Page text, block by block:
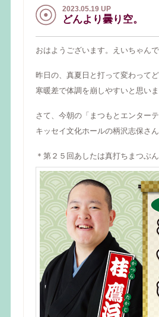
2023.05.19 UP
どんより曇り空。
おはようございます。えいちゃんで
昨日の、真夏日と打って変わってど
寒暖差で体調を崩しやすいと思い
さて、今朝の「まつもとエンター
キッセイ文化ホールの柄沢志保さ
＊第２５回あしたは真打ちまつぶ